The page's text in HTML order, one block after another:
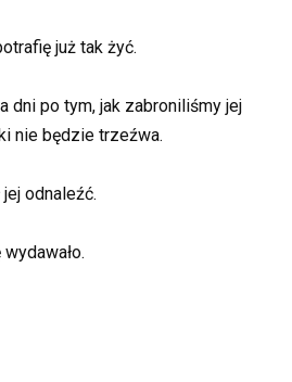
już tak żyć.
dni po tym, jak zabroniliśmy jej
nie będzie trzeźwa.
odnaleźć.